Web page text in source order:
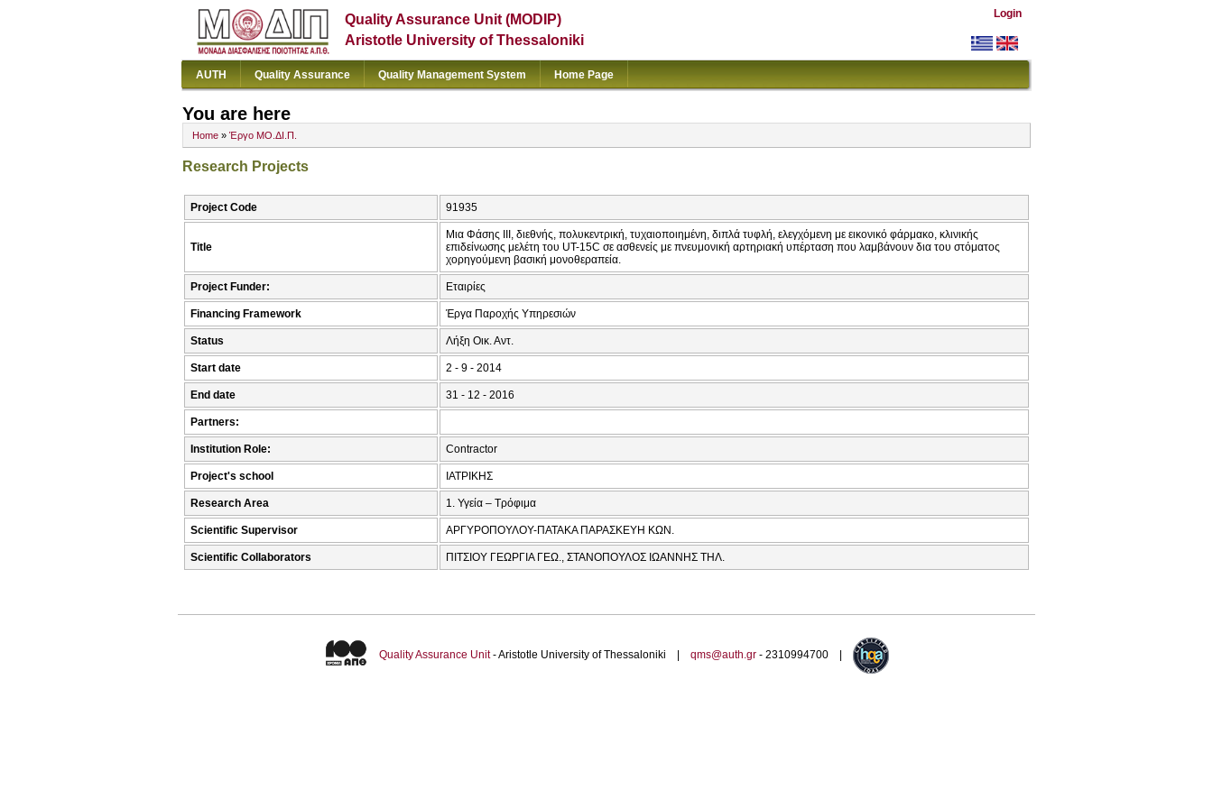
Quality Assurance Unit (MODIP)
Aristotle University of Thessaloniki
Login
AUTH Quality Assurance Quality Management System Home Page
You are here
Home » Έργο ΜΟ.ΔΙ.Π.
Research Projects
Project Code 91935
Title
Μια Φάσης ΙΙΙ, διεθνής, πολυκεντρική, τυχαιοποιημένη, διπλά τυφλή, ελεγχόμενη με εικονικό φάρμακο, κλινικής
επιδείνωσης μελέτη του UT-15C σε ασθενείς με πνευμονική αρτηριακή υπέρταση που λαμβάνουν δια του στόματος
χορηγούμενη βασική μονοθεραπεία.
Project Funder: Εταιρίες
Financing Framework Έργα Παροχής Υπηρεσιών
Status Λήξη Οικ. Αντ.
Start date 2 - 9 - 2014
End date 31 - 12 - 2016
Partners:
Institution Role: Contractor
Project's school ΙΑΤΡΙΚΗΣ
Research Area 1. Υγεία – Τρόφιμα
Scientific Supervisor ΑΡΓΥΡΟΠΟΥΛΟΥ-ΠΑΤΑΚΑ ΠΑΡΑΣΚΕΥΗ ΚΩΝ.
Scientific Collaborators ΠΙΤΣΙΟΥ ΓΕΩΡΓΙΑ ΓΕΩ., ΣΤΑΝΟΠΟΥΛΟΣ ΙΩΑΝΝΗΣ ΤΗΛ.
Quality Assurance Unit- Aristotle University of Thessaloniki | qms@auth.gr- 2310994700 |